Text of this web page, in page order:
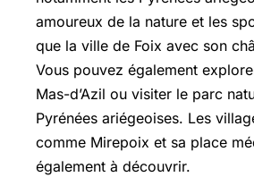
amoureux de la nature et les
que la ville de Foix avec son
Vous pouvez également
Mas-d’Azil ou visiter le parc
Pyrénées ariégeoises. Les
comme Mirepoix et sa place
également à découvrir.